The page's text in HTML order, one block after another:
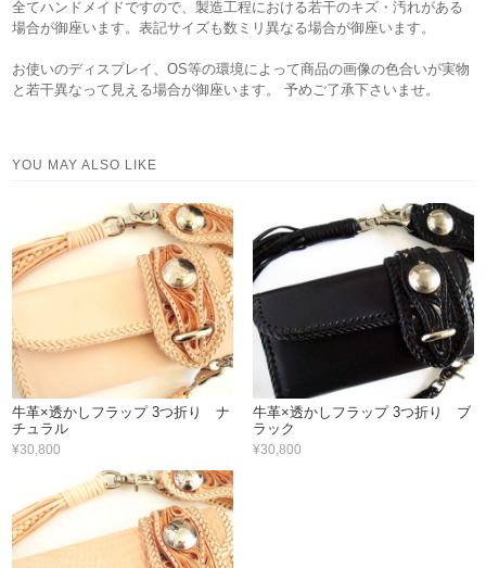
全てハンドメイドですので、製造工程における若干のキズ・汚れがある
場合が御座います。表記サイズも数ミリ異なる場合が御座います。
お使いのディスプレイ、OS等の環境によって商品の画像の色合いが実物
と若干異なって見える場合が御座います。 予めご了承下さいませ。
YOU MAY ALSO LIKE
牛革×透かしフラップ 3つ折り ナ
チュラル
¥30,800
牛革×透かしフラップ 3つ折り ブ
ラック
¥30,800